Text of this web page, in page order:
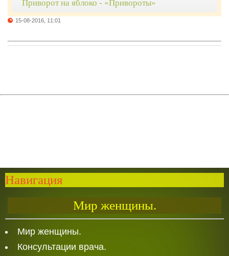
Приворот на яблоко - «Привороты»
15-08-2016, 11:01
Навигация
Мир женщины.
Мир женщины.
Консультации врача.